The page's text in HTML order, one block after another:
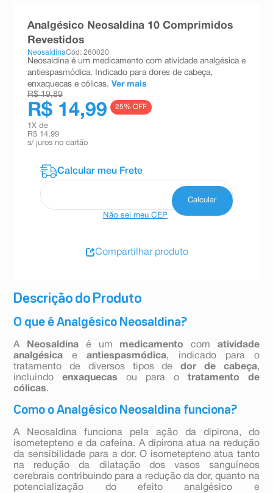
esmalte
ºabsorvente
Descrição do Produto
O que é Analgésico Neosaldina?
A Neosaldina é um medicamento com atividade
analgésica eantiespasmódica, indicado para o
tratamento de diversos tipos dedor de cabeça,
incluindoenxaquecas ou para o tratamento de
cólicas.
Como o Analgésico Neosaldina funciona?
A Neosaldina funciona pela ação da dipirona, do
isometepteno e da cafeína. A dipirona atua na redução
da sensibilidade para a dor. O isometepteno atua tanto
na redução da dilatação dos vasos sanguíneos
cerebrais contribuindo para a redução da dor, quanto na
potencialização do efeito analgésico e
Analgésico Neosaldina 10 Comprimidos
Revestidos
NeosaldinaCód: 260020
Neosaldina é um medicamento com atividade analgésica e
antiespasmódica. Indicado para dores de cabeça,
enxaquecas e cólicas. Ver mais
R$ 19,89
R$ 14,99 25% OFF
1 X de
R$ 14,99
s/ juros no cartão
Não sei meu CEP
Compartilhar produto